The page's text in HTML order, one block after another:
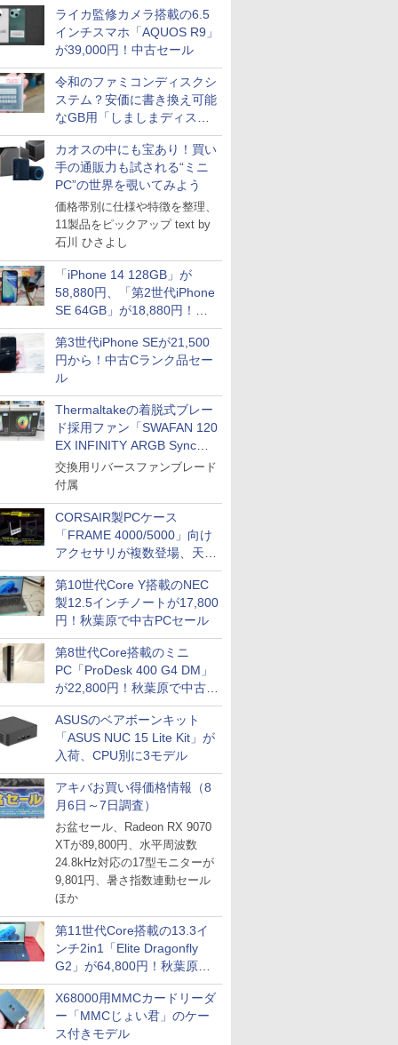
ライカ監修カメラ搭載の6.5
インチスマホ「AQUOS R9」
が39,000円！中古セール
令和のファミコンディスクシ
ステム？安価に書き換え可能
なGB用「しましまディスク
システム」
カオスの中にも宝あり！買い
手の通販力も試される“ミニ
PC”の世界を覗いてみよう
価格帯別に仕様や特徴を整理、
11製品をピックアップ text by
石川 ひさよし
「iPhone 14 128GB」が
58,880円、「第2世代iPhone
SE 64GB」が18,880円！中
古Bランク品セール
第3世代iPhone SEが21,500
円から！中古Cランク品セー
ル
Thermaltakeの着脱式ブレー
ド採用ファン「SWAFAN 120
EX INFINITY ARGB Sync」
に単品パッケージ
交換用リバースファンブレード
付属
CORSAIR製PCケース
「FRAME 4000/5000」向け
アクセサリが複数登場、天然
木製パネルや背面コネクタ対
応トレイなど
第10世代Core Y搭載のNEC
製12.5インチノートが17,800
円！秋葉原で中古PCセール
第8世代Core搭載のミニ
PC「ProDesk 400 G4 DM」
が22,800円！秋葉原で中古
PCセール
ASUSのベアボーンキット
「ASUS NUC 15 Lite Kit」が
入荷、CPU別に3モデル
アキバお買い得価格情報（8
月6日～7日調査）
お盆セール、Radeon RX 9070
XTが89,800円、水平周波数
24.8kHz対応の17型モニターが
9,801円、暑さ指数連動セール
ほか
第11世代Core搭載の13.3イ
ンチ2in1「Elite Dragonfly
G2」が64,800円！秋葉原で
中古PCセール
X68000用MMCカードリーダ
ー「MMCじょい君」のケー
ス付きモデル